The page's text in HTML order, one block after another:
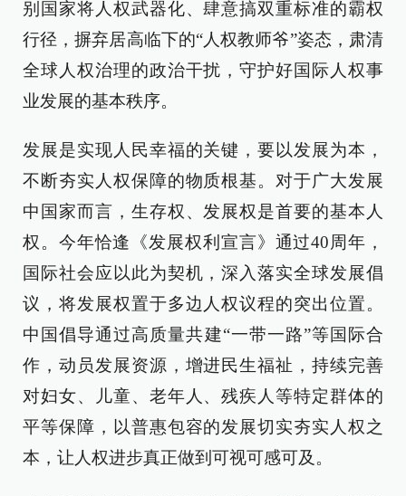
别国家将人权武器化、肆意搞双重标准的霸权
行径，摒弃居高临下的“人权教师爷”姿态，肃清
全球人权治理的政治干扰，守护好国际人权事
业发展的基本秩序。
发展是实现人民幸福的关键，要以发展为本，
不断夯实人权保障的物质根基。对于广大发展
中国家而言，生存权、发展权是首要的基本人
权。今年恰逢《发展权利宣言》通过40周年，
国际社会应以此为契机，深入落实全球发展倡
议，将发展权置于多边人权议程的突出位置。
中国倡导通过高质量共建“一带一路”等国际合
作，动员发展资源，增进民生福祉，持续完善
对妇女、儿童、老年人、残疾人等特定群体的
平等保障，以普惠包容的发展切实夯实人权之
本，让人权进步真正做到可视可感可及。